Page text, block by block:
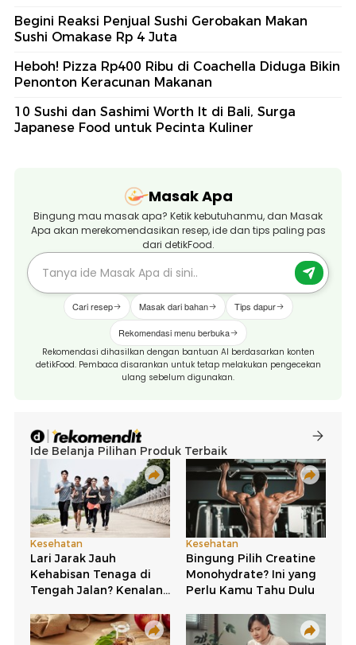
Begini Reaksi Penjual Sushi Gerobakan Makan
Sushi Omakase Rp 4 Juta
Heboh! Pizza Rp400 Ribu di Coachella Diduga Bikin
Penonton Keracunan Makanan
10 Sushi dan Sashimi Worth It di Bali, Surga
Japanese Food untuk Pecinta Kuliner
Masak Apa
Bingung mau masak apa? Ketik kebutuhanmu, dan Masak
Apa akan merekomendasikan resep, ide dan tips paling pas
dari detikFood.
Cari resep Masak dari bahan Tips dapur
Rekomendasi menu berbuka
Rekomendasi dihasilkan dengan bantuan AI berdasarkan konten
detikFood. Pembaca disarankan untuk tetap melakukan pengecekan
ulang sebelum digunakan.